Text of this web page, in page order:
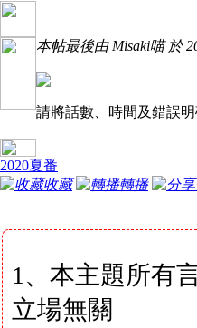
本帖最後由 Misaki喵 於
請將話數、時間及錯誤
2020夏番
收藏
轉播
1、本主題所有
立場無關